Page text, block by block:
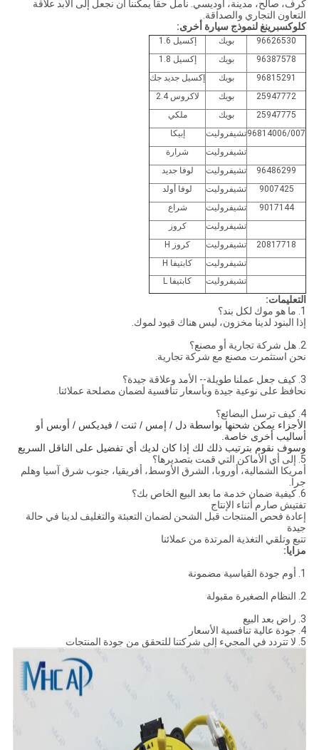
كرف، صالح، مدينة، أوديسي. نأمل حقا يمكننا أن نجعل إلى الأبد علاقة
التعاون التجاري والصداقة.
كلوكسبرينغ لنموذج سيارة أخرى:
96626530 بويك
إكسيل 1.6
96387578
بويك
إكسيل 1.8
96815291
بويك
إكسيل جديد جك
25947772
بويك
لاكروس 2.4
25947775
بويك
ملكي
96814006/007تشيفروليت
إبيكا
تشيفروليت
شرارة
96486299
تشيفروليت
لوفا جديد
9007425
تشيفروليت
لوفا أولد
9017144
تشيفروليت
شراع
تشيفروليت
كروز
20817718
تشيفروليت
كروز H
تشيفروليت
كابتيفا H
تشيفروليت
كابتيفا L
التعليمات:
1. ما هو موك لكل بند؟
إذا البنود لدينا مخزون، ليس هناك قيود لموك.
2. هل شركة تجارية أو مصنع؟
نحن استثمرت مصنع مع شركة تجارية.
3. كيف جعل عملنا طويلة-- الأمد وعلاقة جيدة؟
نحافظ على نوعية جيدة وبأسعار تنافسية لضمان مصلحة عملائنا.
4. كيف ترسل البضائع؟
الأجزاء يمكن شحنها بواسطة دل / إمس / ثنت / فيديكس / أوبس أو
أساليب أخرى خاصة.
وسوف نقوم بترتيب ذلك لك إذا كان لديك أي تفضيل على الناقل السريع
5. إلى أي الأماكن التي قمت بتصديرها؟
أمريكا الشمالية، أوروبا، الشرق الأوسط، أفريقيا، جنوب شرق آسيا وهلم
جرا.
6. كيفية ضمان خدمة ما بعد البيع الخاص بك؟
تفتيش صارم أثناء الإنتاج
إعادة فحص المنتجات قبل الشحن لضمان التعبئة والتغليف لدينا في حالة
جيدة
تتبع وتلقي التغذية المرتدة من عملائنا
مزايا:
1. أوم جودة القياسية مضمونة
2. النظام الصغيرة مقبولة
3. راض بعد البيع
4. جودة عالية تنافسية الأسعار
5. لا تتردد في المجيء إلى شركتنا للتحقق من جودة المنتجات